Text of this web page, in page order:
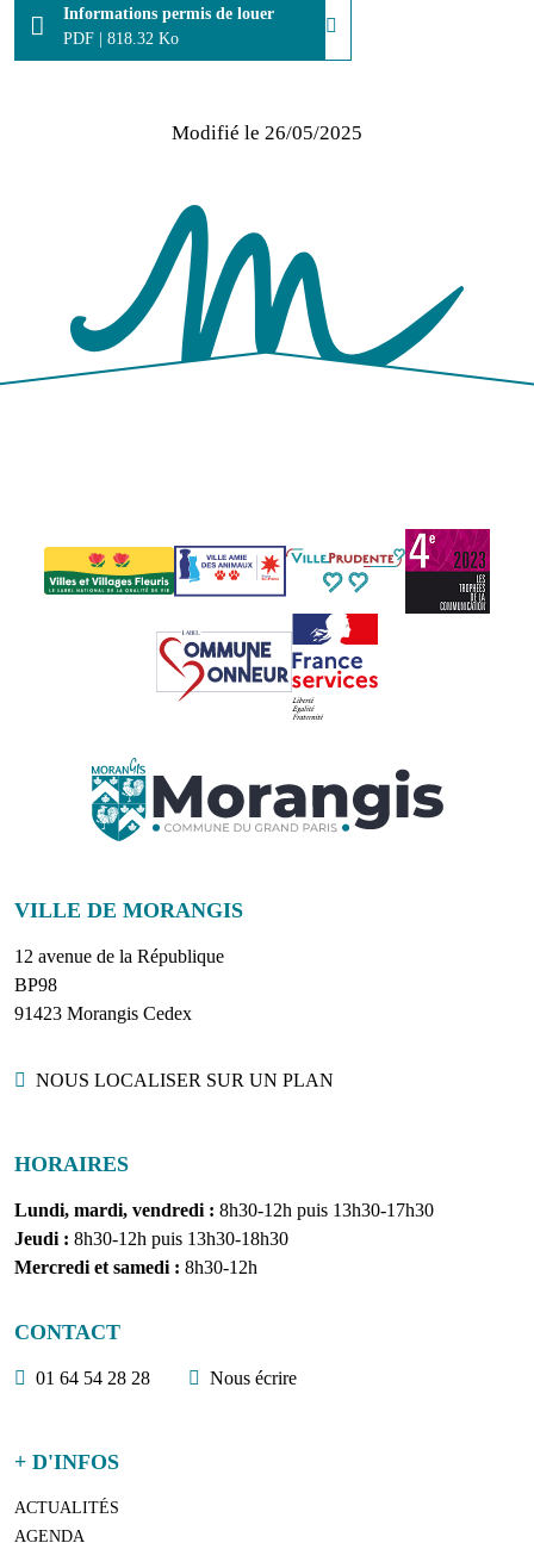
Informations permis de louer
PDF |818.32 Ko
Modifié le 26/05/2025
VILLE DE MORANGIS
12 avenue de la République
BP98
91423 Morangis Cedex
Localisation
NOUS LOCALISER SUR UN PLAN
HORAIRES
Lundi, mardi, vendredi : 8h30-12h puis 13h30-17h30
Jeudi : 8h30-12h puis 13h30-18h30
Mercredi et samedi : 8h30-12h
CONTACT
01 64 54 28 28 Nous écrire
+ D'INFOS
ACTUALITÉS
AGENDA